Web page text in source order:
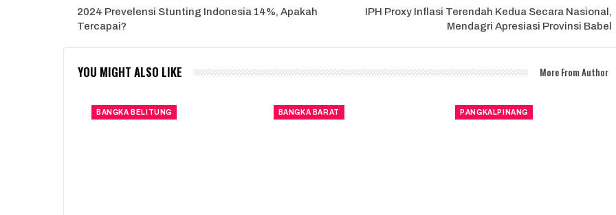
2024 Prevelensi Stunting Indonesia 14%, Apakah
Tercapai?
IPH Proxy Inflasi Terendah Kedua Secara Nasional,
Mendagri Apresiasi Provinsi Babel
YOU MIGHT ALSO LIKE More From Author
BANGKA BELITUNG BANGKA BARAT PANGKALPINANG